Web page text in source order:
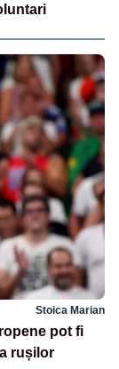
Stoica Marian
pot fi
rușilor